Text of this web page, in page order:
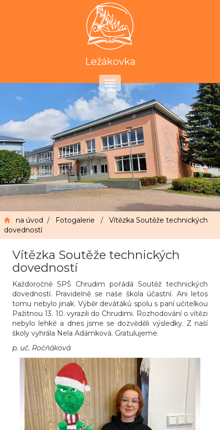
Ležákovka
Toggle
navigation
na úvod / Fotogalerie / Vítězka Soutěže technických
dovedností
Vítězka Soutěže technických
dovedností
Každoročně SPŠ Chrudim pořádá Soutěž technických
dovedností. Pravidelně se naše škola účastní. Ani letos
tomu nebylo jinak. Výběr deváťáků spolu s paní učitelkou
Pažitnou 13. 10. vyrazili do Chrudimi. Rozhodování o vítězi
nebylo lehké a dnes jsme se dozvěděli výsledky. Z naší
školy vyhrála Nela Adámková. Gratulujeme.
p. uč. Ročňáková